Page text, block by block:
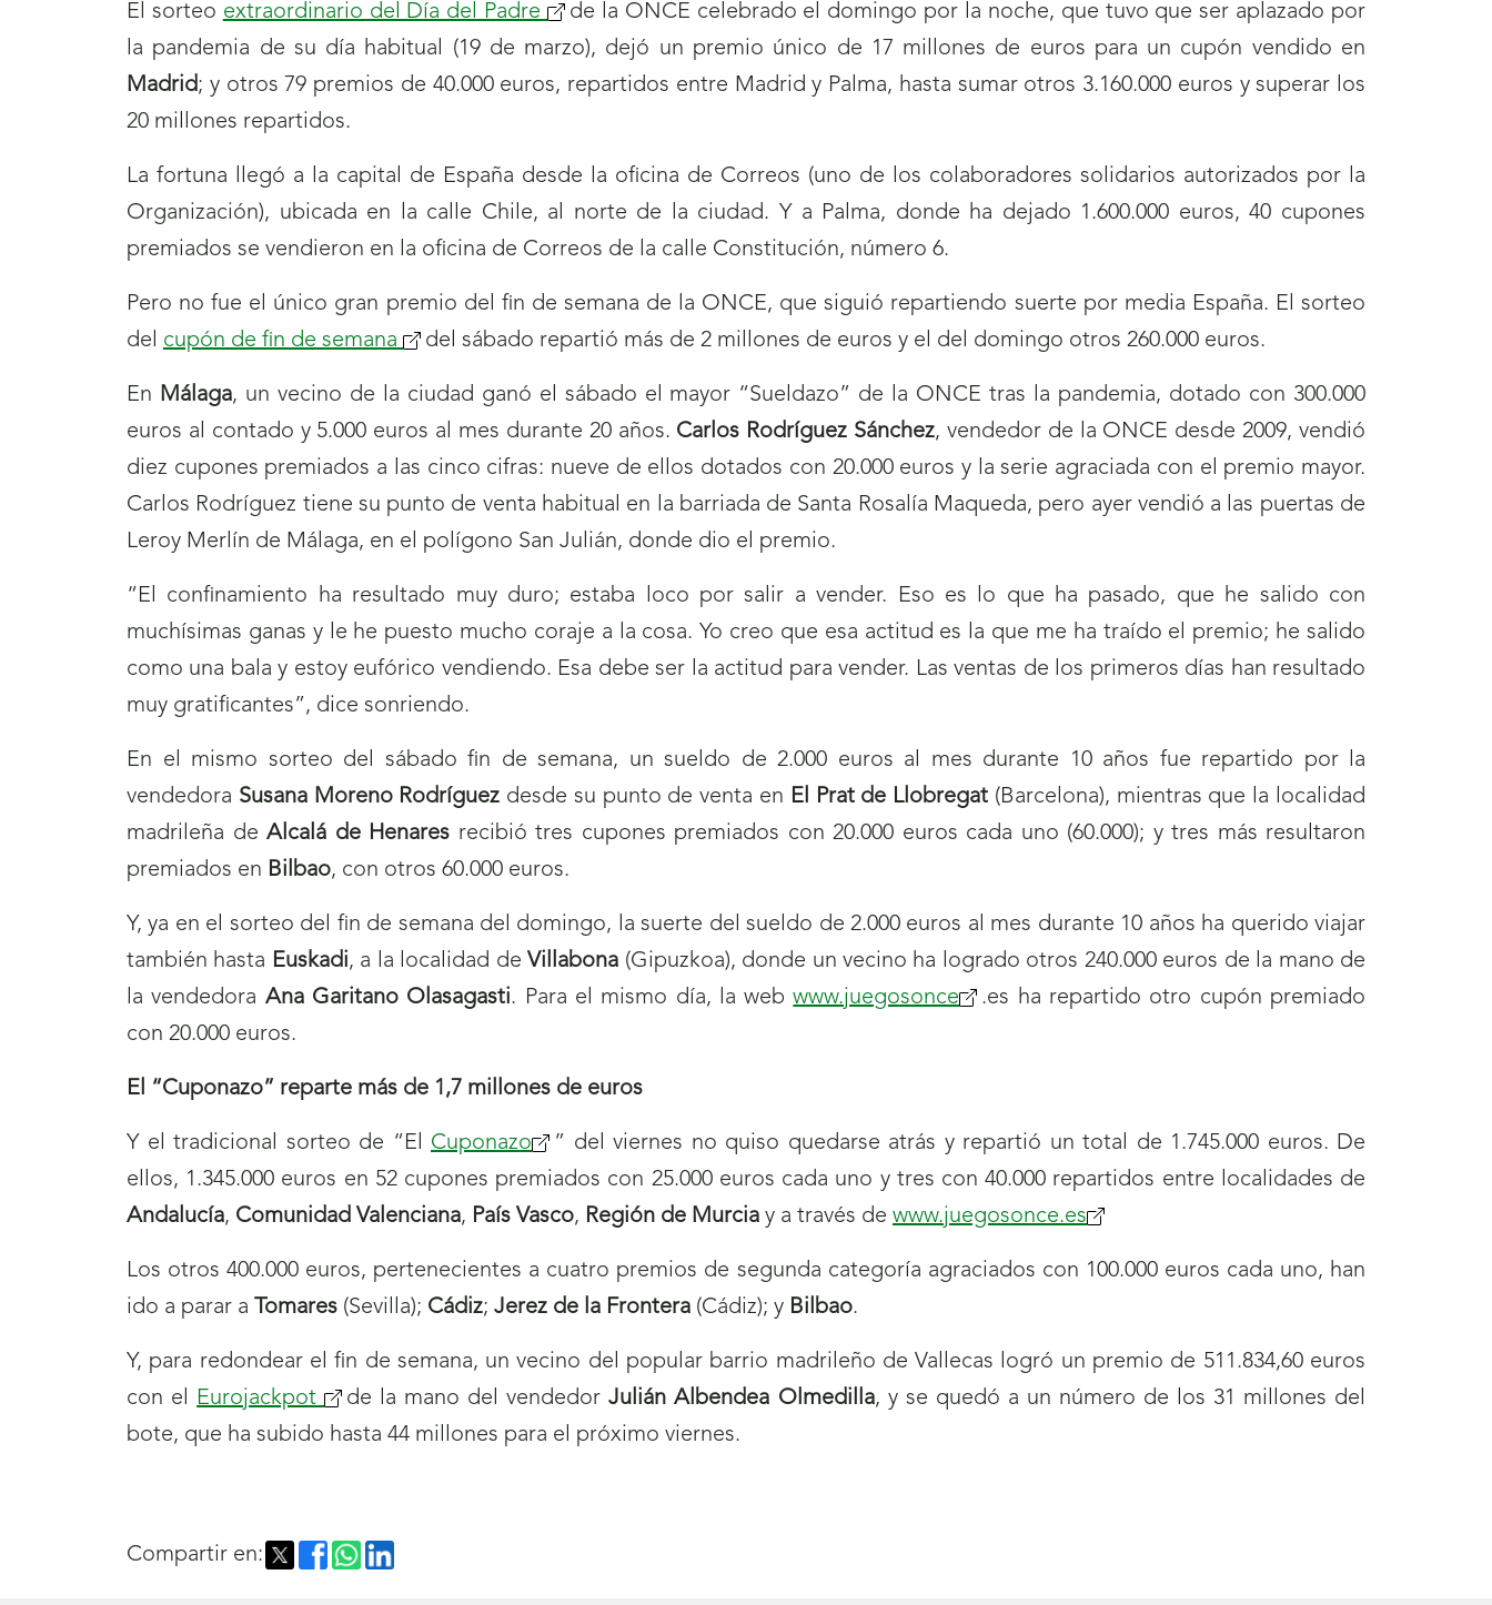
El sorteo extraordinario del Día del Padre(se
abrirá
nueva
de la ONCE celebrado el domingo por la noche, que tuvo que ser aplazado por
la pandemia de su día habitual (19 de marzo), dejó un premio único de 17 millones de euros para un cupón vendido en
Madrid; y otros 79 premios de 40.000 euros, repartidos entre Madrid y Palma, hasta sumar otros 3.160.000 euros y superar los
20 millones repartidos.
La fortuna llegó a la capital de España desde la oficina de Correos (uno de los colaboradores solidarios autorizados por la
Organización), ubicada en la calle Chile, al norte de la ciudad. Y a Palma, donde ha dejado 1.600.000 euros, 40 cupones
premiados se vendieron en la oficina de Correos de la calle Constitución, número 6.
Pero no fue el único gran premio del fin de semana de la ONCE, que siguió repartiendo suerte por media España. El sorteo
del cupón de fin de semana (sedel sábado repartió más de 2 millones de euros y el del domingo otros 260.000 euros.
En Málaga, un vecino de la ciudad ganó el sábado el mayor “Sueldazo” de la ONCE tras la pandemia, dotado con 300.000
euros al contado y 5.000 euros al mes durante 20 años. Carlos Rodríguez Sánchez, vendedor de la ONCE desde 2009, vendió
diez cupones premiados a las cinco cifras: nueve de ellos dotados con 20.000 euros y la serie agraciada con el premio mayor.
Carlos Rodríguez tiene su punto de venta habitual en la barriada de Santa Rosalía Maqueda, pero ayer vendió a las puertas de
Leroy Merlín de Málaga, en el polígono San Julián, donde dio el premio.
“El confinamiento ha resultado muy duro; estaba loco por salir a vender. Eso es lo que ha pasado, que he salido con
muchísimas ganas y le he puesto mucho coraje a la cosa. Yo creo que esa actitud es la que me ha traído el premio; he salido
como una bala y estoy eufórico vendiendo. Esa debe ser la actitud para vender. Las ventas de los primeros días han resultado
muy gratificantes”, dice sonriendo.
En el mismo sorteo del sábado fin de semana, un sueldo de 2.000 euros al mes durante 10 años fue repartido por la
vendedora Susana Moreno Rodríguez desde su punto de venta en El Prat de Llobregat (Barcelona), mientras que la localidad
madrileña de Alcalá de Henares recibió tres cupones premiados con 20.000 euros cada uno (60.000); y tres más resultaron
premiados en Bilbao, con otros 60.000 euros.
Y, ya en el sorteo del fin de semana del domingo, la suerte del sueldo de 2.000 euros al mes durante 10 años ha querido viajar
también hasta Euskadi, a la localidad de Villabona (Gipuzkoa), donde un vecino ha logrado otros 240.000 euros de la mano de
la vendedora Ana Garitano Olasagasti. Para el mismo día, la webwww.juegosonce(se.es ha repartido otro cupón premiado
con 20.000 euros.
El “Cuponazo” reparte más de 1,7 millones de euros
Y el tradicional sorteo de “El Cuponazo(se
abrirá
nueva
” del viernes no quiso quedarse atrás y repartió un total de 1.745.000 euros. De
ellos, 1.345.000 euros en 52 cupones premiados con 25.000 euros cada uno y tres con 40.000 repartidos entre localidades de
Andalucía, Comunidad Valenciana, País Vasco, Región de Murcia y a través de www.juegosonce.es(se
Los otros 400.000 euros, pertenecientes a cuatro premios de segunda categoría agraciados con 100.000 euros cada uno, han
ido a parar a Tomares (Sevilla); Cádiz; Jerez de la Frontera (Cádiz); y Bilbao.
Y, para redondear el fin de semana, un vecino del popular barrio madrileño de Vallecas logró un premio de 511.834,60 euros
con el Eurojackpot(se
abrirá
de la mano del vendedorJulián Albendea Olmedilla, y se quedó a un número de los 31 millones del
bote, que ha subido hasta 44 millones para el próximo viernes.
Compartir en: